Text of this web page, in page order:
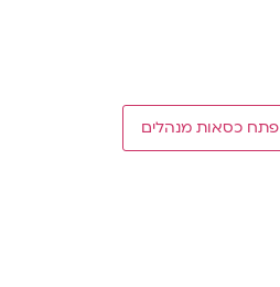
פתח כסאות מנהלים